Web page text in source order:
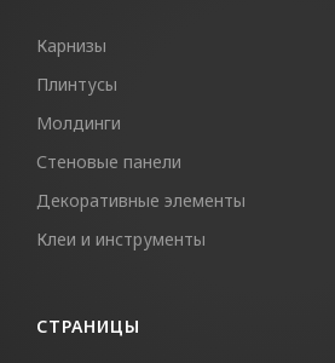
Карнизы
Плинтусы
Молдинги
Стеновые панели
Декоративные элементы
Клеи и инструменты
СТРАНИЦЫ